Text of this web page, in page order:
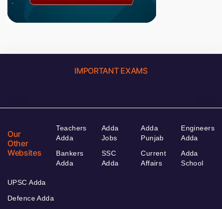
IMPORTANT EXAMS
Our
Other
Websites
Teachers
Adda
Bankers
Adda
Adda
Jobs
SSC
Adda
Adda
Punjab
Current
Affairs
Engineers
Adda
Adda
School
UPSC Adda
Defence Adda